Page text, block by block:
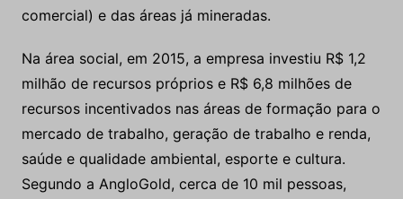
comercial) e das áreas já mineradas.
Na área social, em 2015, a empresa investiu R$ 1,2
milhão de recursos próprios e R$ 6,8 milhões de
recursos incentivados nas áreas de formação para o
mercado de trabalho, geração de trabalho e renda,
saúde e qualidade ambiental, esporte e cultura.
Segundo a AngloGold, cerca de 10 mil pessoas,